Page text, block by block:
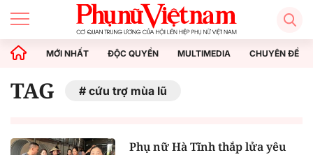
MỚI NHẤT ĐỘC QUYỀN MULTIMEDIA CHUYÊN ĐỀ
TAG cứu trợ mùa lũ
Phụ nữ Hà Tĩnh thắp lửa yêu